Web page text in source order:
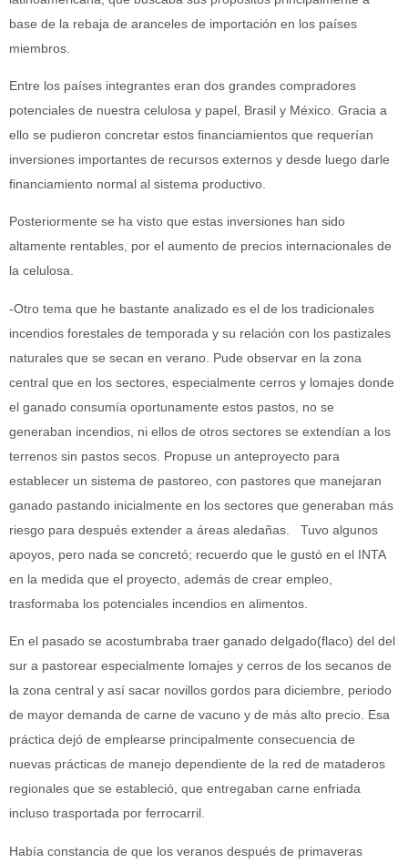
base de la rebaja de aranceles de importación en los países
miembros.
Entre los países integrantes eran dos grandes compradores
potenciales de nuestra celulosa y papel, Brasil y México. Gracia a
ello se pudieron concretar estos financiamientos que requerían
inversiones importantes de recursos externos y desde luego darle
financiamiento normal al sistema productivo.
Posteriormente se ha visto que estas inversiones han sido
altamente rentables, por el aumento de precios internacionales de
la celulosa.
-Otro tema que he bastante analizado es el de los tradicionales
incendios forestales de temporada y su relación con los pastizales
naturales que se secan en verano. Pude observar en la zona
central que en los sectores, especialmente cerros y lomajes donde
el ganado consumía oportunamente estos pastos, no se
generaban incendios, ni ellos de otros sectores se extendían a los
terrenos sin pastos secos. Propuse un anteproyecto para
establecer un sistema de pastoreo, con pastores que manejaran
ganado pastando inicialmente en los sectores que generaban más
riesgo para después extender a áreas aledañas. Tuvo algunos
apoyos, pero nada se concretó; recuerdo que le gustó en el INTA
en la medida que el proyecto, además de crear empleo,
trasformaba los potenciales incendios en alimentos.
En el pasado se acostumbraba traer ganado delgado(flaco) del del
sur a pastorear especialmente lomajes y cerros de los secanos de
la zona central y así sacar novillos gordos para diciembre, periodo
de mayor demanda de carne de vacuno y de más alto precio. Esa
práctica dejó de emplearse principalmente consecuencia de
nuevas prácticas de manejo dependiente de la red de mataderos
regionales que se estableció, que entregaban carne enfriada
incluso trasportada por ferrocarril.
Había constancia de que los veranos después de primaveras